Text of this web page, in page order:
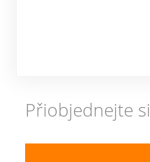
Přiobjednejte si